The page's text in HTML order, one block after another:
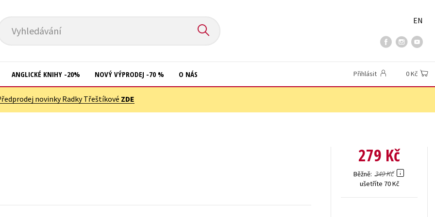
Vyhledávání
EN
ANGLICKÉ KNIHY -20% NOVÝ VÝPRODEJ -70 % O NÁS Přihlásit 0 Kč
novinky Radky Třeštíkové ZDE
279 Kč
Běžně 349 Kč
ušetříte 70 Kč